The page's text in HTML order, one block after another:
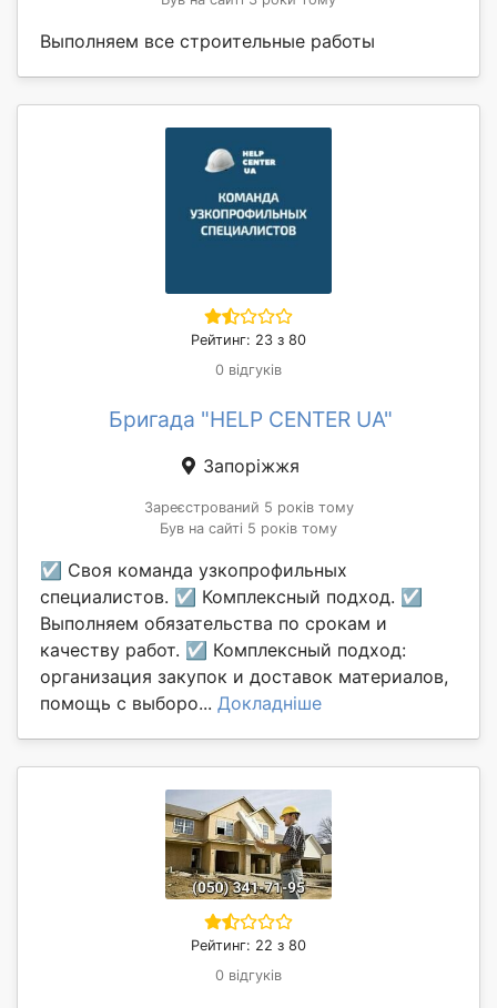
Выполняем все строительные работы
Рейтинг: 23 з 80
0 відгуків
Бригада "HELP CENTER UA"
Запоріжжя
Зареєстрований 5 років тому
Був на сайті 5 років тому
☑ Своя команда узкопрофильных
специалистов. ☑ Комплексный подход. ☑
Выполняем обязательства по срокам и
качеству работ. ☑ Комплексный подход:
организация закупок и доставок материалов,
помощь с выборо... Докладніше
Рейтинг: 22 з 80
0 відгуків